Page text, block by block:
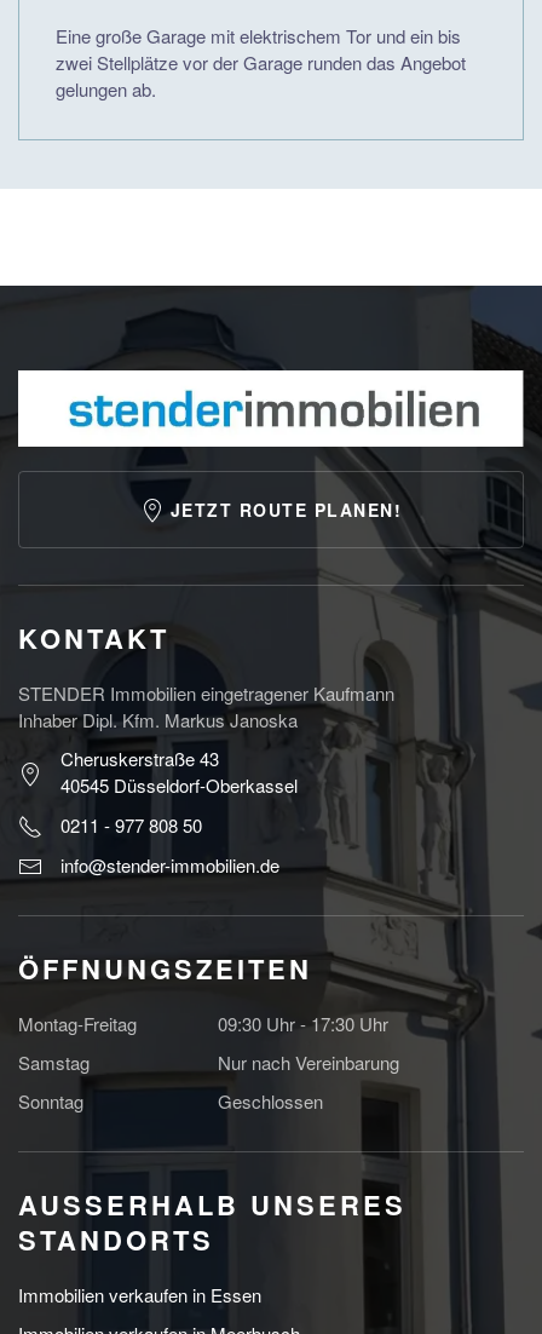
Eine große Garage mit elektrischem Tor und ein bis
zwei Stellplätze vor der Garage runden das Angebot
gelungen ab.
JETZT ROUTE PLANEN!
KONTAKT
STENDER Immobilien eingetragener Kaufmann
Inhaber Dipl. Kfm. Markus Janoska
Cheruskerstraße 43
40545 Düsseldorf-Oberkassel
0211 - 977 808 50
info@stender-immobilien.de
ÖFFNUNGSZEITEN
Montag-Freitag
09:30 Uhr - 17:30 Uhr
Samstag
Nur nach Vereinbarung
Sonntag
Geschlossen
AUSSERHALB UNSERES S
TANDORTS
Immobilien verkaufen in Essen